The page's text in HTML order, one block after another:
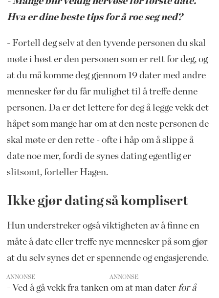
Hva er dine beste tips for å roe seg ned?
- Fortell deg selv at den tyvende personen du skal
møte i høst er den personen som er rett for deg, og
at du må komme deg gjennom 19 dater med andre
mennesker før du får mulighet til å treffe denne
personen. Da er det lettere for deg å legge vekk det
håpet som mange har om at den neste personen de
skal møte er den rette - ofte i håp om å slippe å
date noe mer, fordi de synes dating egentlig er
slitsomt, forteller Hagen.
Ikke gjør dating så komplisert
Hun understreker også viktigheten av å finne en
måte å date eller treffe nye mennesker på som gjør
at du selv synes det er spennende og engasjerende.
ANNONSE
- Ved å gå vekk fra tanken om at man dater for å